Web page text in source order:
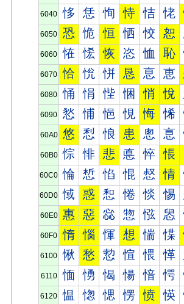
6040 恀 恁 恂 恃 恄 恅
6050 恐 恑 恒 恓 恔 恕
6060 恠 恡 恢 恣 恤 恥
6070 恰 恱 恲 恳 恴 恵
6080 悀 悁 悂 悃 悄 悅
6090 悐 悑 悒 悓 悔 悕
60A0 悠 悡 悢 患 悤 悥
60B0 悰 悱 悲 悳 悴 悵
60C0 惀 惁 惂 惃 惄 情
60D0 惐 惑 惒 惓 惔 惕
60E0 惠 惡 惢 惣 惤 惥
60F0 惰 惱 惲 想 惴 惵
6100 愀 愁 愂 愃 愄 愅
6110 愐 愑 愒 愓 愔 愕
6120 愠 愡 愢 愣 愤 愥